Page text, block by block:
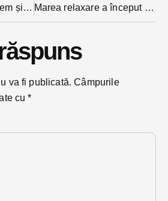
Ce avem voie să facem și ce nu în starea de alertă: circulăm în afara localităților doar cu motiv și declarație, terasele rămân închise, parcurile se deschid, nu și locurile de joacă (TEXT INTEGRAL hotărâre) Marea relaxare a început cu stângul pentru un ieșean: a provocat un accident de circulație pe Valea Bârgăului
va fi publicată. Câmpurile
cu*